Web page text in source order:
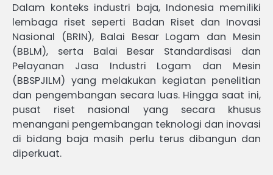
Dalam konteks industri baja, Indonesia memiliki
lembaga riset seperti Badan Riset dan Inovasi
Nasional (BRIN), Balai Besar Logam dan Mesin
(BBLM), serta Balai Besar Standardisasi dan
Pelayanan Jasa Industri Logam dan Mesin
(BBSPJILM) yang melakukan kegiatan penelitian
dan pengembangan secara luas. Hingga saat ini,
pusat riset nasional yang secara khusus
menangani pengembangan teknologi dan inovasi
di bidang baja masih perlu terus dibangun dan
diperkuat.